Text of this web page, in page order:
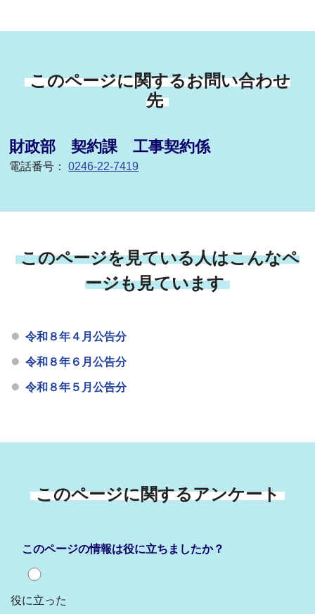
このページに関するお問い合わせ
先
財政部 契約課 工事契約係
電話番号：0246-22-7419
このページを見ている人はこんなペ
ージも見ています
令和８年４月公告分
令和８年６月公告分
令和８年５月公告分
このページに関するアンケート
このページの情報は役に立ちましたか？
役に立った